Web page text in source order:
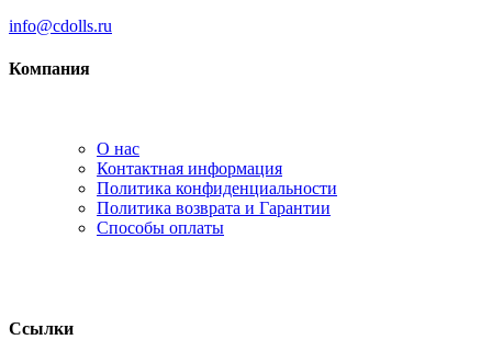
info@cdolls.ru
Компания
О нас
Контактная информация
Политика конфиденциальности
Политика возврата и Гарантии
Способы оплаты
Ссылки